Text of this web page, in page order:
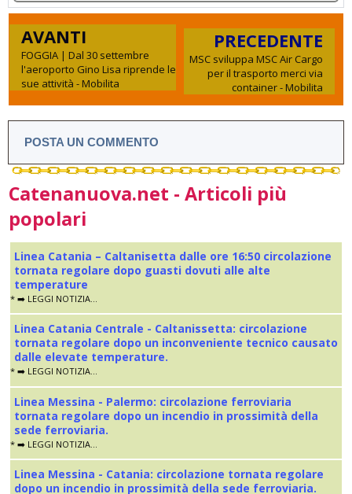
AVANTI
FOGGIA | Dal 30 settembre
l'aeroporto Gino Lisa riprende le
sue attività - Mobilita
PRECEDENTE
MSC sviluppa MSC Air Cargo
per il trasporto merci via
container - Mobilita
POSTA UN COMMENTO
Catenanuova.net - Articoli più
popolari
Linea Catania – Caltanisetta dalle ore 16:50 circolazione
tornata regolare dopo guasti dovuti alle alte
temperature
* ➡️ LEGGI NOTIZIA...
Linea Catania Centrale - Caltanissetta: circolazione
tornata regolare dopo un inconveniente tecnico causato
dalle elevate temperature.
* ➡️ LEGGI NOTIZIA...
Linea Messina - Palermo: circolazione ferroviaria
tornata regolare dopo un incendio in prossimità della
sede ferroviaria.
* ➡️ LEGGI NOTIZIA...
Linea Messina - Catania: circolazione tornata regolare
dopo un incendio in prossimità della sede ferroviaria.